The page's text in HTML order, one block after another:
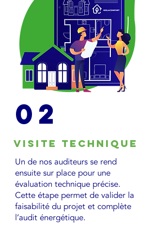
02
Visite technique
Un de nos auditeurs se rend
ensuite sur place pour une
évaluation technique précise.
Cette étape permet de valider la
faisabilité du projet et complète
l’audit énergétique.